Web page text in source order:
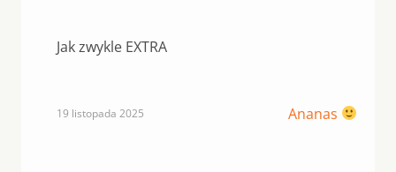
Jak zwykle EXTRA
19 listopada 2025 Ananas